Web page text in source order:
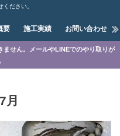
ださい。
要 施工実績 お問い合わせ
ません。メールやLINEでのやり取りが
月